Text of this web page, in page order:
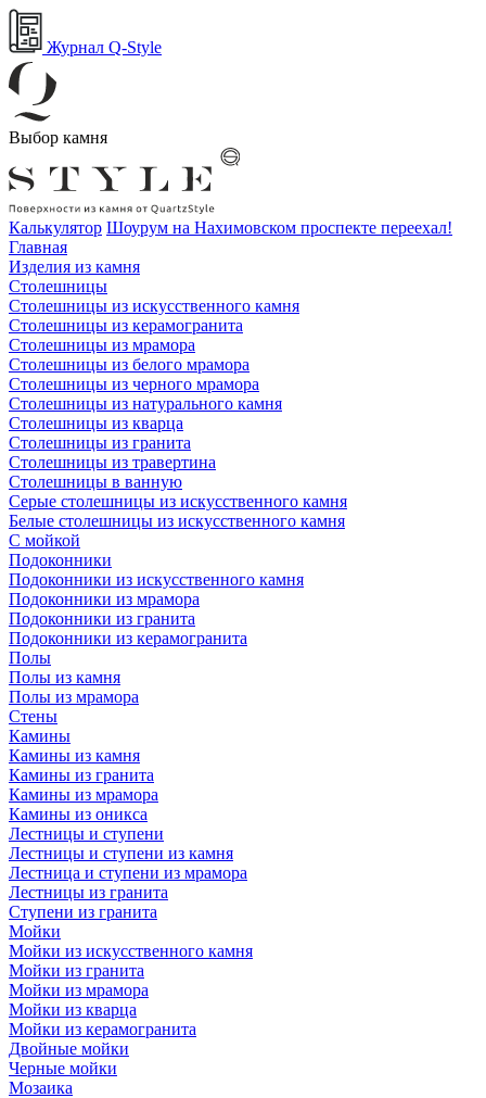
Журнал Q-Style
Выбор камня
Калькулятор Шоурум на Нахимовском проспекте переехал!
Главная
Изделия из камня
Столешницы
Столешницы из искусственного камня
Столешницы из керамогранита
Столешницы из мрамора
Столешницы из белого мрамора
Столешницы из черного мрамора
Столешницы из натурального камня
Столешницы из кварца
Столешницы из гранита
Столешницы из травертина
Столешницы в ванную
Серые столешницы из искусственного камня
Белые столешницы из искусственного камня
С мойкой
Подоконники
Подоконники из искусственного камня
Подоконники из мрамора
Подоконники из гранита
Подоконники из керамогранита
Полы
Полы из камня
Полы из мрамора
Стены
Камины
Камины из камня
Камины из гранита
Камины из мрамора
Камины из оникса
Лестницы и ступени
Лестницы и ступени из камня
Лестница и ступени из мрамора
Лестницы из гранита
Ступени из гранита
Мойки
Мойки из искусственного камня
Мойки из гранита
Мойки из мрамора
Мойки из кварца
Мойки из керамогранита
Двойные мойки
Черные мойки
Мозаика